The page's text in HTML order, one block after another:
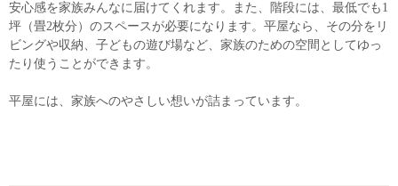
安心感を家族みんなに届けてくれます。また、階段には、最低でも1
坪（畳2枚分）のスペースが必要になります。平屋なら、その分をリ
ビングや収納、子どもの遊び場など、家族のための空間としてゆっ
たり使うことができます。
平屋には、家族へのやさしい想いが詰まっています。